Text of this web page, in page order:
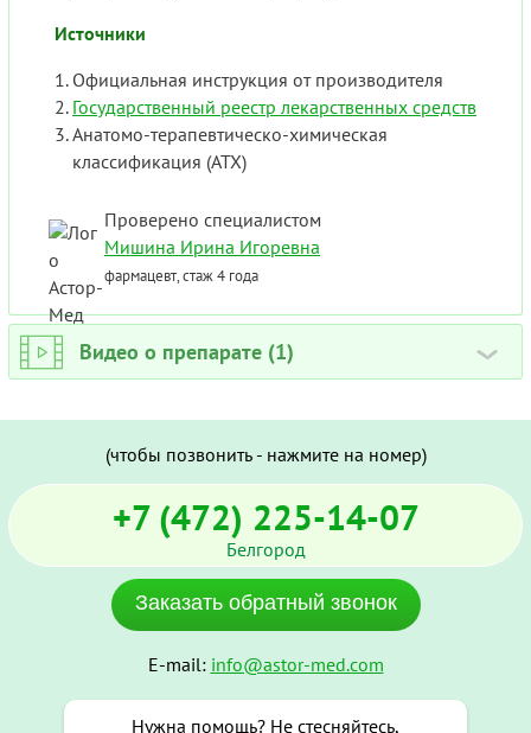
Источники
Официальная инструкция от производителя
Государственный реестр лекарственных средств
Анатомо-терапевтическо-химическая
классификация (ATX)
Проверено специалистом
Мишина Ирина Игоревна
фармацевт, стаж 4 года
Видео о препарате (1) ›
(чтобы позвонить - нажмите на номер)
+7 (472) 225-14-07
Белгород
Заказать обратный звонок
E-mail: info@astor-med.com
Нужна помощь? Не стесняйтесь,